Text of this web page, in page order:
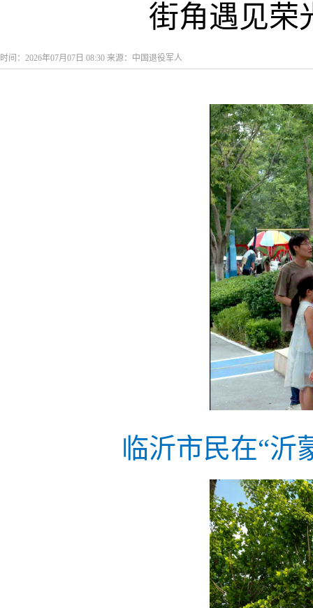
街角遇见荣
时间：2026年07月07日 08:30 来源：中国退役军人
临沂市民在“沂